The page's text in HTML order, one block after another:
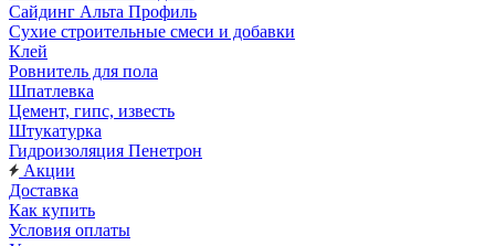
Сайдинг Альта Профиль
Сухие строительные смеси и добавки
Клей
Ровнитель для пола
Шпатлевка
Цемент, гипс, известь
Штукатурка
Гидроизоляция Пенетрон
Акции
Доставка
Как купить
Условия оплаты